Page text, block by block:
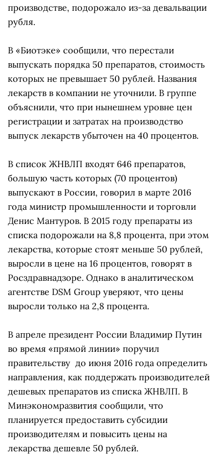
производстве, подорожало из-за девальвации
рубля.
В «Биотэке» сообщили, что перестали
выпускать порядка 50 препаратов, стоимость
которых не превышает 50 рублей. Названия
лекарств в компании не уточнили. В группе
объяснили, что при нынешнем уровне цен
регистрации и затратах на производство
выпуск лекарств убыточен на 40 процентов.
В список ЖНВЛП входят 646 препаратов,
большую часть которых (70 процентов)
выпускают в России, говорил в марте 2016
года министр промышленности и торговли
Денис Мантуров. В 2015 году препараты из
списка подорожали на 8,8 процента, при этом
лекарства, которые стоят меньше 50 рублей,
выросли в цене на 16 процентов, говорят в
Росздравнадзоре. Однако в аналитическом
агентстве DSM Group уверяют, что цены
выросли только на 2,8 процента.
В апреле президент России Владимир Путин
во время «прямой линии» поручил
правительству до июня 2016 года определить
направления, как поддержать производителей
дешевых препаратов из списка ЖНВЛП. В
Минэкономразвития сообщили, что
планируется предоставить субсидии
производителям и повысить цены на
лекарства дешевле 50 рублей.